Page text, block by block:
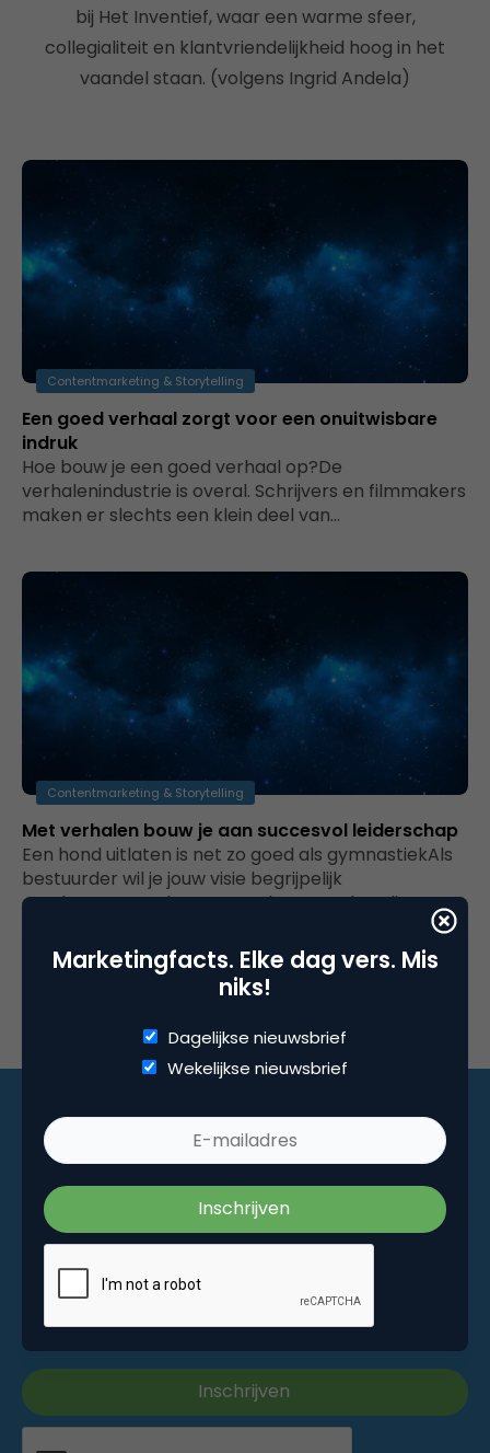
bij Het Inventief, waar een warme sfeer,
collegialiteit en klantvriendelijkheid hoog in het
vaandel staan. (volgens Ingrid Andela)
Contentmarketing & Storytelling
Een goed verhaal zorgt voor een onuitwisbare
indruk
Hoe bouw je een goed verhaal op?De
verhalenindustrie is overal. Schrijvers en filmmakers
maken er slechts een klein deel van…
Contentmarketing & Storytelling
Met verhalen bouw je aan succesvol leiderschap
Een hond uitlaten is net zo goed als gymnastiekAls
bestuurder wil je jouw visie begrijpelijk
overbrengen zodat mensen horen en begrijpen…
Marketingfacts. Elke dag vers. Mis
niks!
Dagelijkse nieuwsbrief
Wekelijkse nieuwsbrief
Marketingfacts. Elke dag vers. Mis niks!
Dagelijkse nieuwsbrief
Wekelijkse nieuwsbrief